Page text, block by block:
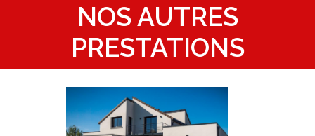
NOS AUTRES
PRESTATIONS